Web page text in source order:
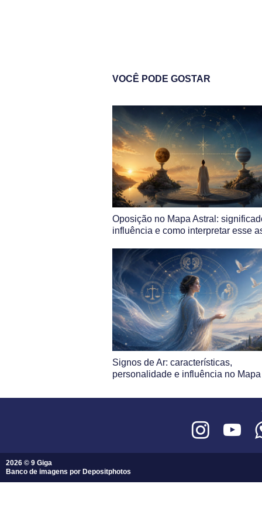
VOCÊ PODE GOSTAR
Oposição no Mapa Astral:
influência e como interpretar esse
Signos de Ar: características,
personalidade e influência no
2026 © 9 Giga
Banco de imagens por Depositphotos